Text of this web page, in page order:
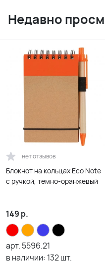
Недавно
нет отзывов
Блокнот на кольцах Eco Note
с ручкой, темно-оранжевый
149 р.
арт. 5596.21
в наличии: 132шт.